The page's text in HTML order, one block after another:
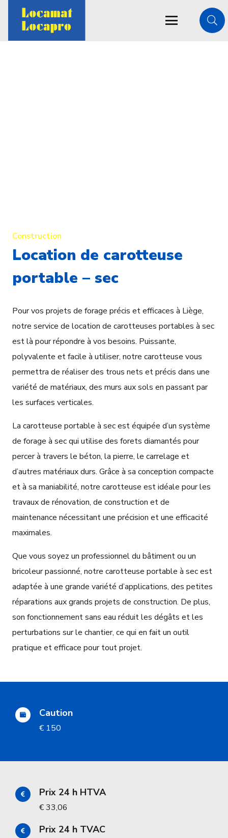
Construction
Location de carotteuse
portable – sec
Pour vos projets de forage précis et efficaces à Liège,
notre service de location de carotteuses portables à sec
est là pour répondre à vos besoins. Puissante,
polyvalente et facile à utiliser, notre carotteuse vous
permettra de réaliser des trous nets et précis dans une
variété de matériaux, des murs aux sols en passant par
les surfaces verticales.
La carotteuse portable à sec est équipée d’un système
de forage à sec qui utilise des forets diamantés pour
percer à travers le béton, la pierre, le carrelage et
d’autres matériaux durs. Grâce à sa conception compacte
et à sa maniabilité, notre carotteuse est idéale pour les
travaux de rénovation, de construction et de
maintenance nécessitant une précision et une efficacité
maximales.
Que vous soyez un professionnel du bâtiment ou un
bricoleur passionné, notre carotteuse portable à sec est
adaptée à une grande variété d’applications, des petites
réparations aux grands projets de construction. De plus,
son fonctionnement sans eau réduit les dégâts et les
perturbations sur le chantier, ce qui en fait un outil
pratique et efficace pour tout projet.
Caution
€ 150
Prix 24 h HTVA
€ 33,06
Prix 24 h TVAC